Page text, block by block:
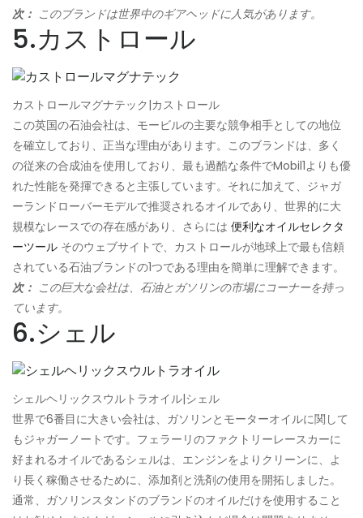
次： このブランドは世界中のギアヘッドに人気があります。
5.カストロール
カストロールマグナテック|カストロール
この英国の石油会社は、モービルの主要な競争相手としての地位
を確立しており、正当な理由があります。このブランドは、多く
の従来の合成油を使用しており、最も過酷な条件でMobil1よりも優
れた性能を発揮できると主張しています。それに加えて、ジャガ
ーランドローバーモデルで推奨されるオイルであり、世界的に大
規模なレースでの存在感があり、さらには 便利なオイルセレクタ
ーツール そのウェブサイトで、カストロールが地球上で最も信頼
されている石油ブランドの1つである理由を簡単に理解できます。
次： この巨大な会社は、石油とガソリンの市場にコーナーを持っ
ています。
6.シェル
シェルヘリックスウルトラオイル|シェル
世界で6番目に大きい会社は、ガソリンとモーターオイルに関して
もジャガーノートです。フェラーリのファクトリーレースカーに
好まれるオイルであるシェルは、エンジンをよりクリーンに、よ
り長く稼働させるために、添加剤と洗剤の使用を開拓しました。
通常、ガソリンスタンドのブランドのオイルだけを使用すること